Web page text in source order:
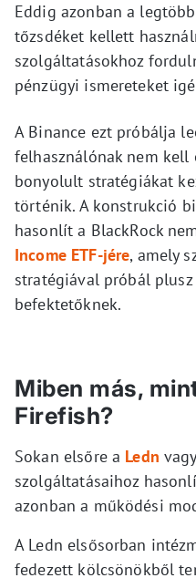
Eddig azonban a
tőzsdéket kellett
szolgáltatásokhoz
pénzügyi ismereteket
A Binance ezt próbálja
felhasználónak nem kell
bonyolult stratégiákat
történik. A konstrukció
hasonlít a BlackRock
Income ETF-jére, amely
stratégiával próbál
befektetőknek.
Miben más,
Firefish?
Sokan elsőre a Ledn
szolgáltatásaihoz
azonban a működési
A Ledn elsősorban
fedezett kölcsönökből